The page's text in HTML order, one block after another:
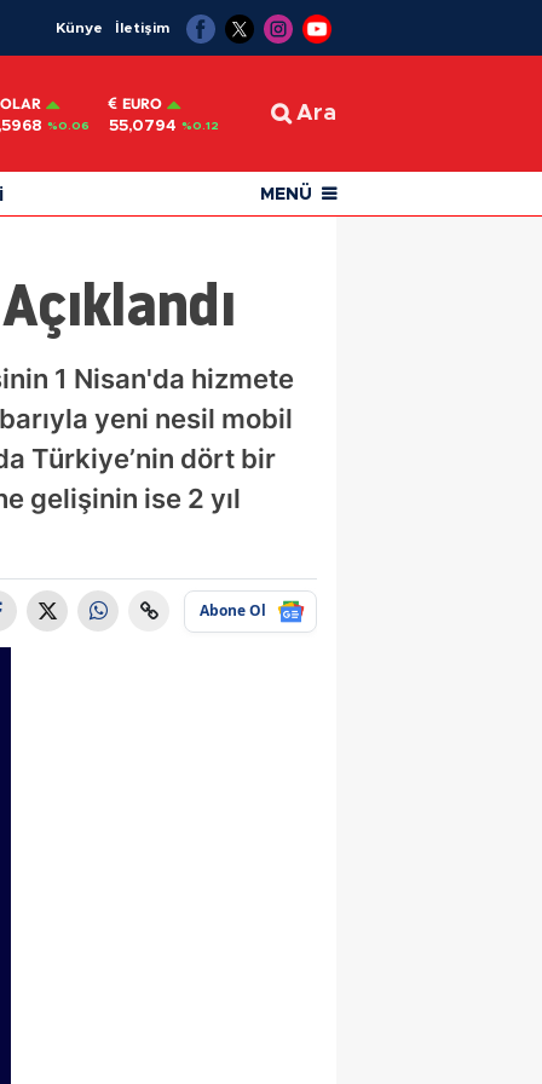
Künye İletişim
%0.06
EURO
55,0794 %0.12
Ara
MENÜ
1 Nisan'da hizmete
yeni nesil mobil
Türkiye’nin dört bir
gelişinin ise 2 yıl
Abone Ol